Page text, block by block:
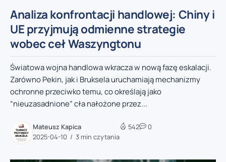
Analiza konfrontacji handlowej: Chiny i
UE przyjmują odmienne strategie
wobec ceł Waszyngtonu
Światowa wojna handlowa wkracza w nową fazę eskalacji.
Zarówno Pekin, jak i Bruksela uruchamiają mechanizmy
ochronne przeciwko temu, co określają jako
“nieuzasadnione” cła nałożone przez...
Mateusz Kapica
2025-04-10
3 min czytania
542 0